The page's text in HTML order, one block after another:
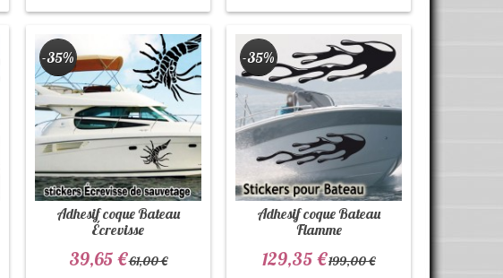
Adhesif coque Bateau
Écrevisse
-35%
39,65 €61,00 €
Adhesif coque Bateau
Flamme
-35%
129,35 €199,00 €